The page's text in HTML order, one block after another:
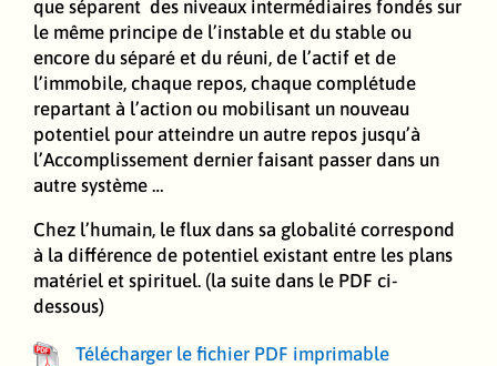
que séparent des niveaux intermédiaires fondés sur
le même principe de l’instable et du stable ou
encore du séparé et du réuni, de l’actif et de
l’immobile, chaque repos, chaque complétude
repartant à l’action ou mobilisant un nouveau
potentiel pour atteindre un autre repos jusqu’à
l’Accomplissement dernier faisant passer dans un
autre système …
Chez l’humain, le flux dans sa globalité correspond
à la différence de potentiel existant entre les plans
matériel et spirituel. (la suite dans le PDF ci-
dessous)
Télécharger le fichier PDF imprimable